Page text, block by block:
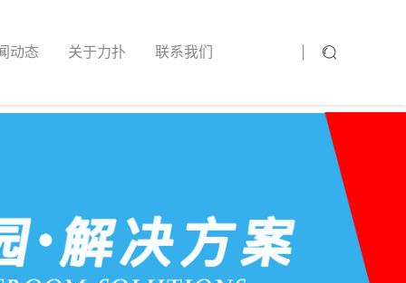
动态 关于力扑 联系我们